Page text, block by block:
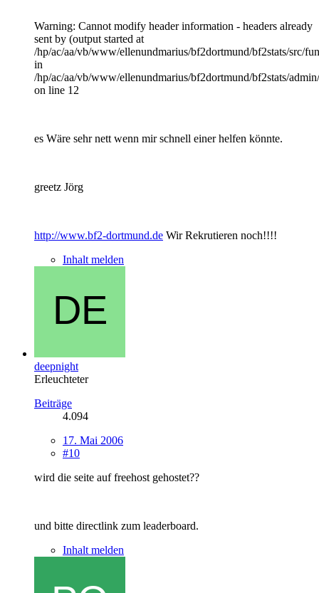
Warning: Cannot modify header information - headers already
sent by (output started at
/hp/ac/aa/vb/www/ellenundmarius/bf2dortmund/bf2stats/src/
in
/hp/ac/aa/vb/www/ellenundmarius/bf2dortmund/bf2stats/
on line 12
es Wäre sehr nett wenn mir schnell einer helfen könnte.
greetz Jörg
http://www.bf2-dortmund.de Wir Rekrutieren noch!!!!
Inhalt melden
deepnight
Erleuchteter
Beiträge
4.094
17. Mai 2006
#10
wird die seite auf freehost gehostet??
und bitte directlink zum leaderboard.
Inhalt melden